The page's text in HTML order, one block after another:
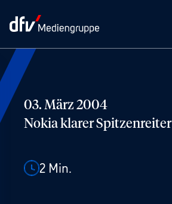
03. März 2004
Nokia klarer Spitzenreiter
2 Min.